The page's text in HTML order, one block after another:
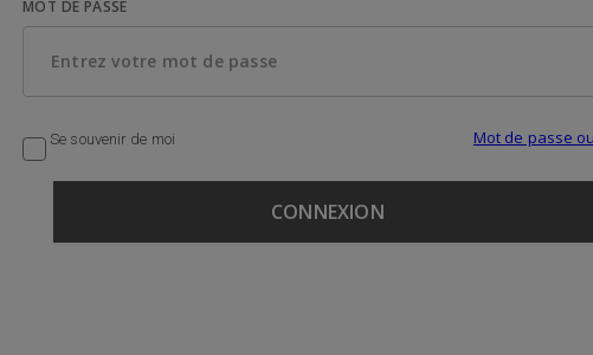
MOT DE PASSE
Se souvenir de moi Mot de passe